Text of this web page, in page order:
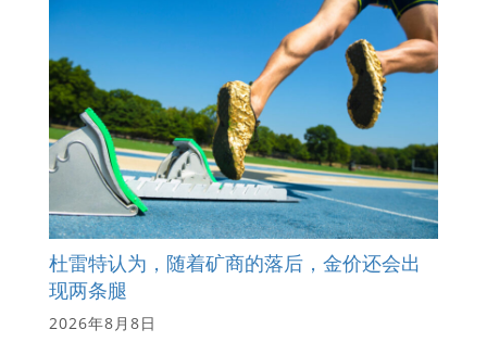
杜雷特认为，随着矿商的落后，金价还会出
现两条腿
2026年8月8日